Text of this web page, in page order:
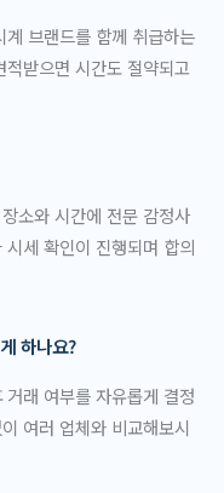
브랜드를 함께 취급하는
받으면 시간도 절약되고
소와 시간에 전문 감정사
세 확인이 진행되며 합의
하나요?
래 여부를 자유롭게 결정
여러 업체와 비교해보시